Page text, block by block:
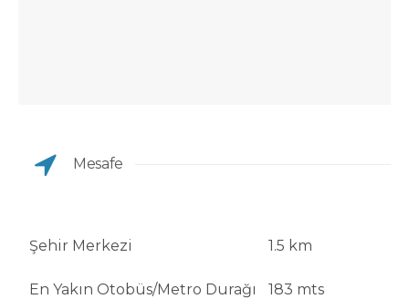
Mesafe
Şehir Merkezi 1.5 km
En Yakın Otobüs/Metro Durağı 183 mts